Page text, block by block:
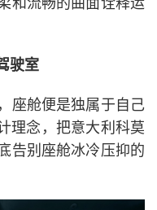
驶室
座舱便是独属于自己
理念，把意大利科莫
告别座舱冰冷压抑的